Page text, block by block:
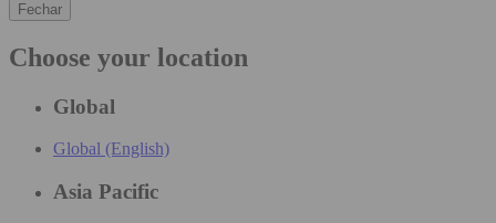
Fechar
Choose your location
Global
Global (English)
Asia Pacific